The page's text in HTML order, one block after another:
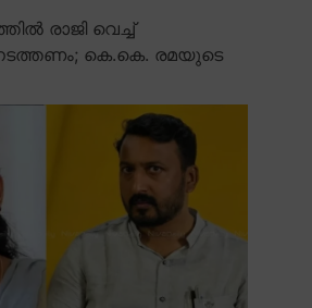
രാജി വെച്ച്
കെ.കെ. രമയുടെ